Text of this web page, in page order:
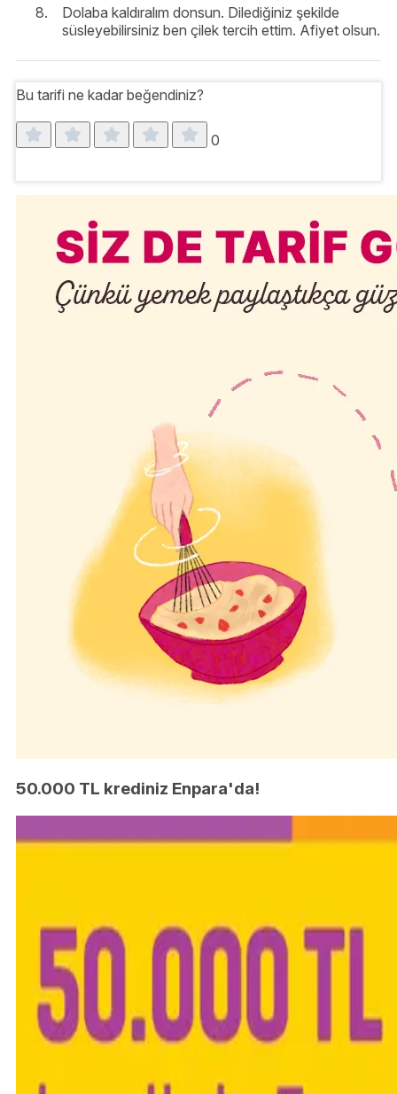
Dolaba kaldıralım donsun. Dilediğiniz şekilde
süsleyebilirsiniz ben çilek tercih ettim. Afiyet olsun.
Bu tarifi ne kadar beğendiniz?
0
50.000 TL krediniz Enpara'da!